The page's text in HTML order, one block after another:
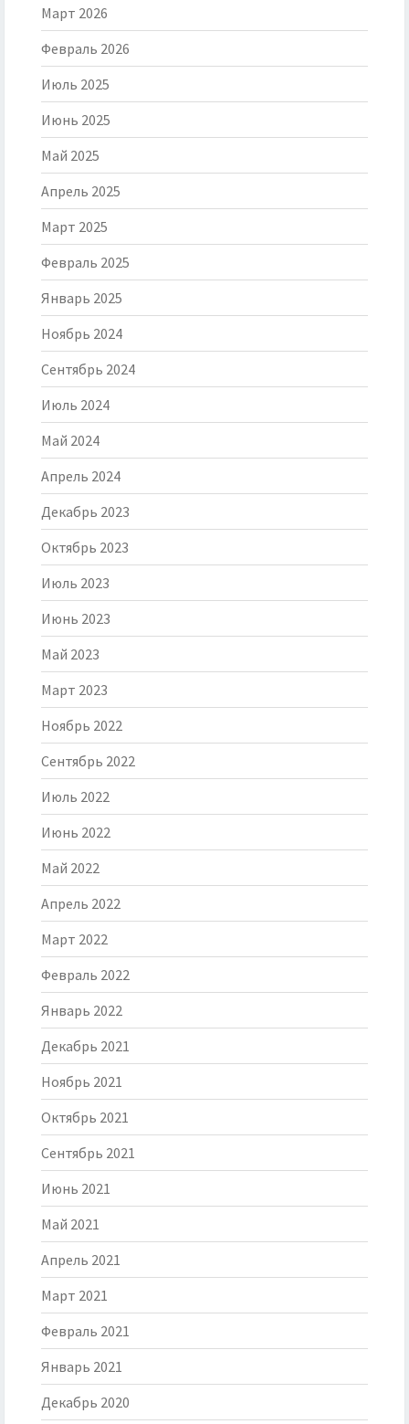
Март 2026
Февраль 2026
Июль 2025
Июнь 2025
Май 2025
Апрель 2025
Март 2025
Февраль 2025
Январь 2025
Ноябрь 2024
Сентябрь 2024
Июль 2024
Май 2024
Апрель 2024
Декабрь 2023
Октябрь 2023
Июль 2023
Июнь 2023
Май 2023
Март 2023
Ноябрь 2022
Сентябрь 2022
Июль 2022
Июнь 2022
Май 2022
Апрель 2022
Март 2022
Февраль 2022
Январь 2022
Декабрь 2021
Ноябрь 2021
Октябрь 2021
Сентябрь 2021
Июнь 2021
Май 2021
Апрель 2021
Март 2021
Февраль 2021
Январь 2021
Декабрь 2020